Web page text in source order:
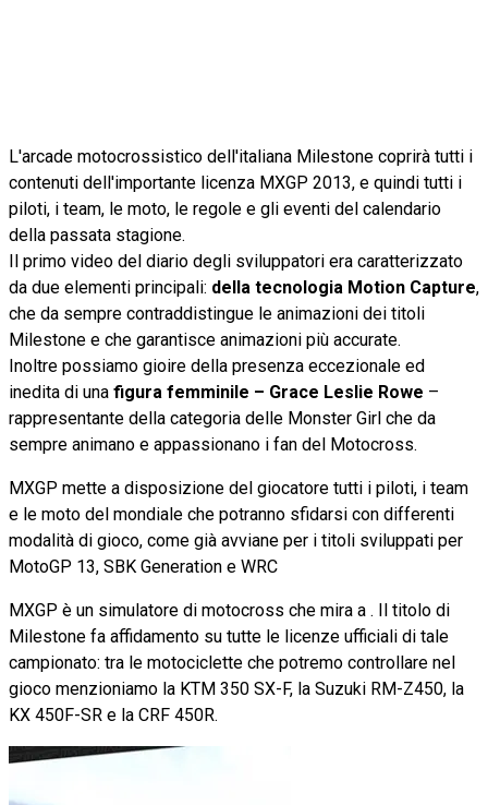
L'arcade motocrossistico dell'italiana Milestone coprirà tutti i
contenuti dell'importante licenza MXGP 2013, e quindi tutti i
piloti, i team, le moto, le regole e gli eventi del calendario
della passata stagione.
Il primo video del diario degli sviluppatori era caratterizzato
da due elementi principali: della tecnologia Motion Capture,
che da sempre contraddistingue le animazioni dei titoli
Milestone e che garantisce animazioni più accurate.
Inoltre possiamo gioire della presenza eccezionale ed
inedita di una figura femminile – Grace Leslie Rowe –
rappresentante della categoria delle Monster Girl che da
sempre animano e appassionano i fan del Motocross.
MXGP mette a disposizione del giocatore tutti i piloti, i team
e le moto del mondiale che potranno sfidarsi con differenti
modalità di gioco, come già avviane per i titoli sviluppati per
MotoGP 13, SBK Generation e WRC
MXGP è un simulatore di motocross che mira a . Il titolo di
Milestone fa affidamento su tutte le licenze ufficiali di tale
campionato: tra le motociclette che potremo controllare nel
gioco menzioniamo la KTM 350 SX-F, la Suzuki RM-Z450, la
KX 450F-SR e la CRF 450R.